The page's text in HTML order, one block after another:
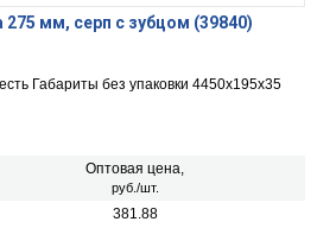
мм, серп с зубцом (39840)
Габариты без упаковки 4450х195х35
Оптовая цена,
руб./шт.
381.88